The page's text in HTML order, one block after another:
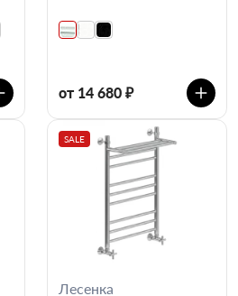
от 14 680 ₽
SALE
Лесенка